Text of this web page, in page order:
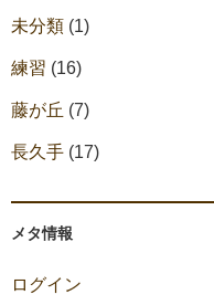
未分類 (1)
練習 (16)
藤が丘 (7)
長久手 (17)
メタ情報
ログイン